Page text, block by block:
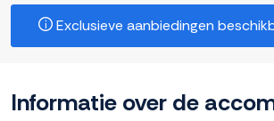
Exclusieve aanbiedingen
Informatie over de